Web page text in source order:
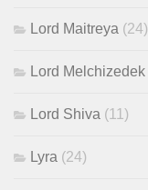
Lord Maitreya (24)
Lord Melchizedek
Lord Shiva (11)
Lyra (24)